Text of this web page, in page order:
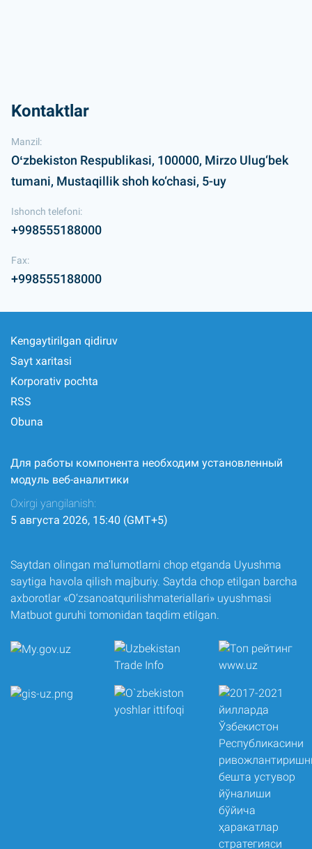
Kontaktlar
Manzil:
Oʻzbekiston Respublikasi, 100000, Mirzo Ulug‘bek
tumani, Mustaqillik shoh ko‘chasi, 5-uy
Ishonch telefoni:
+998555188000
Fax:
+998555188000
Kengaytirilgan qidiruv
Sayt xaritasi
Korporativ pochta
RSS
Obuna
Для работы компонента необходим установленный
модуль веб-аналитики
Oxirgi yangilanish:
5 августа 2026, 15:40 (GMT+5)
Saytdan olingan ma’lumotlarni chop etganda Uyushma
saytiga havola qilish majburiy. Saytda chop etilgan barcha
axborotlar «O‘zsanoatqurilishmateriallari» uyushmasi
Matbuot guruhi tomonidan taqdim etilgan.